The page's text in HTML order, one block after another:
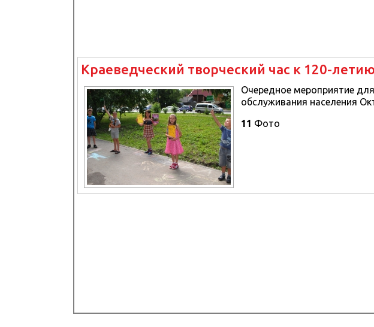
Краеведческий творческий час к 120-
Очередное мероприятие
обслуживания населения
11 Фото